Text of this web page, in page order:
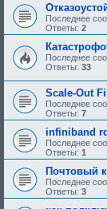
Последнее
Ответы: 2
Последнее
Ответы: 33
Scale-Out
Последнее
Ответы: 7
infiniband
Последнее
Ответы: 1
Почтовый
Последнее
Ответы: 3